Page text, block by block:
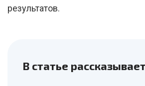
результатов.
В статье